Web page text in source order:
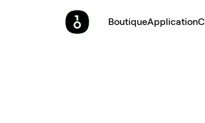
BoutiqueApplication